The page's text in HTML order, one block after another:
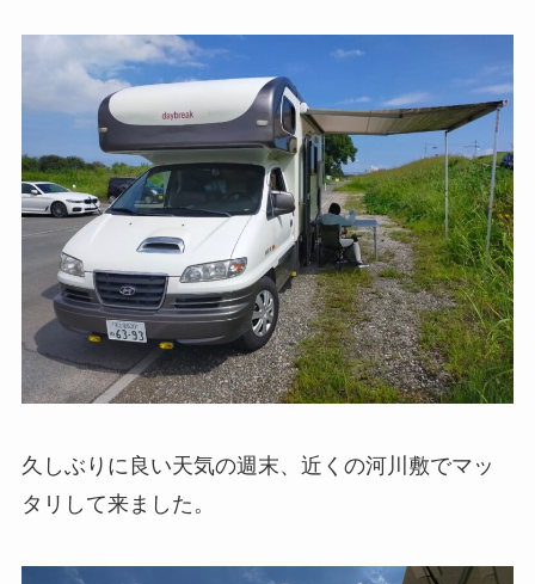
久しぶりに良い天気の週末、近くの河川敷でマッ
タリして来ました。